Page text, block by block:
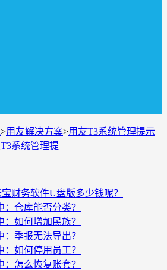
>用友解决方案>用友T3系统管理提示
系统管理提
财务软件U盘版多少钱呢？
：仓库能否分类？
：如何增加民族？
：季报无法导出？
：如何停用员工？
：怎么恢复账套？